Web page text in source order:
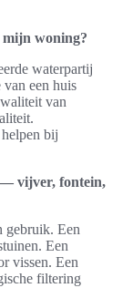
woning?
waterpartij
een huis
van
bij
vijver, fontein,
gebruik. Een
Een
vissen. Een
filtering